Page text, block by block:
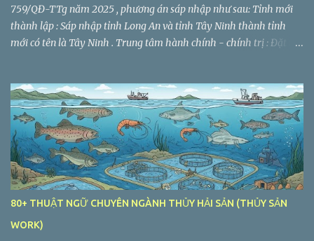
759/QĐ-TTg năm 2025 , phương án sáp nhập như sau: Tỉnh mới
thành lập : Sáp nhập tỉnh Long An và tỉnh Tây Ninh thành tỉnh
mới có tên là Tây Ninh . Trung tâm hành chính - chính trị : Đặt tại
sau sáp nhập : 60 (gồm 56 xã, 4 phường) Giảm từ 186 đơn vị hành
chính cấp xã, phường, thị trấn.
80+ THUẬT NGỮ CHUYÊN NGÀNH THỦY HẢI SẢN (THỦY SẢN
WORK)